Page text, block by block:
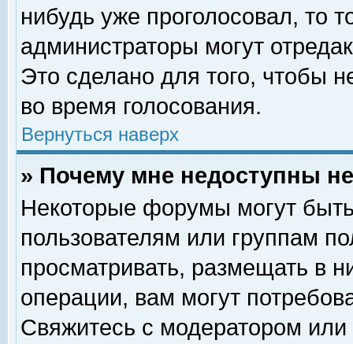
нибудь уже проголосовал, то
администраторы могут
Это сделано для того, чтобы
во время голосования.
Вернуться наверх
» Почему мне недоступны
Некоторые форумы могут
пользователям или группам
просматривать, размещать в
операции, вам могут
Свяжитесь с модератором